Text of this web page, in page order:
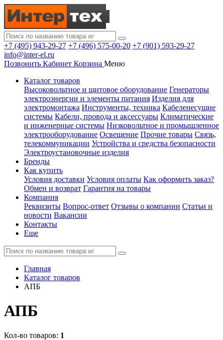
+7 (495) 943-29-27 +7 (496) 575-00-20 +7 (901) 593-29-27
info@inter-el.ru
Позвонить Кабинет Корзина Меню
Каталог товаров
Высоковольтное и щитовое оборудование Генераторы
электроэнергии и элементы питания Изделия для
электромонтажа Инструменты, техника Кабеленесущие
системы Кабели, провода и аксессуары Климатические
и инженерные системы Низковольтное и промышленное
электрооборудование Освещение Прочие товары Связь,
телекоммуникации Устройства и средства безопасности
Электроустановочные изделия
Бренды
Как купить
Условия доставки Условия оплаты Как оформить заказ?
Обмен и возврат Гарантия на товары
Компания
Реквизиты Вопрос-ответ Отзывы о компании Статьи и
новости Вакансии
Контакты
Еще
Главная
Каталог товаров
АПБ
АПБ
Кол-во товаров: 1